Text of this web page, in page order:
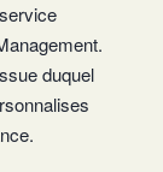
duquel